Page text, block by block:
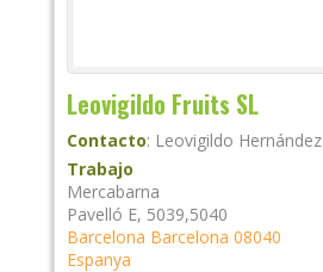
Leovigildo Fruits SL
Contacto: Leovigildo Hernández
Trabajo
Mercabarna
Pavelló E, 5039,5040
Barcelona Barcelona 08040
Espanya